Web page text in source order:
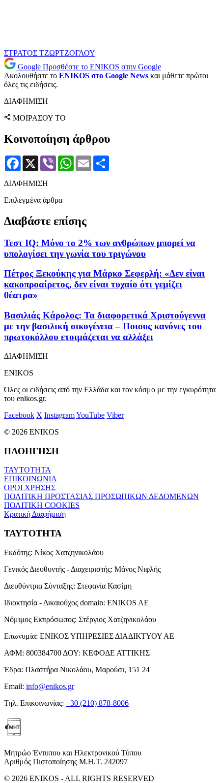
ΣΤΡΑΤΟΣ ΤΖΩΡΤΖΟΓΛΟΥ
Google Προσθέστε το ENIKOS στην Google
Ακολουθήστε το ENIKOS στο Google News και μάθετε πρώτοι
όλες τις ειδήσεις.
ΔΙΑΦΗΜΙΣΗ
ΜΟΙΡΑΣΟΥ ΤΟ
Κοινοποίηση άρθρου
Facebook
X Viber WhatsApp
Email
ΔΙΑΦΗΜΙΣΗ
Επιλεγμένα άρθρα
Διαβάστε επίσης
Τεστ IQ: Μόνο το 2% των ανθρώπων μπορεί να
υπολογίσει την γωνία του τριγώνου
Πέτρος Ξεκούκης για Μάρκο Σεφερλή: «Δεν είναι
κακοπροαίρετος, δεν είναι τυχαίο ότι γεμίζει
θέατρα»
Βασιλιάς Κάρολος: Τα διαφορετικά Χριστούγεννα
με την βασιλική οικογένεια – Ποιους κανόνες του
πρωτοκόλλου ετοιμάζεται να αλλάξει
ΔΙΑΦΗΜΙΣΗ
ENIKOS
Όλες οι ειδήσεις από την Ελλάδα και τον κόσμο με την εγκυρότητα
του enikos.gr.
Facebook X InstagramYouTube Viber
© 2026 ENIKOS
ΠΛΟΗΓΗΣΗ
ΤΑΥΤΟΤΗΤΑ
ΕΠΙΚΟΙΝΩΝΙΑ
ΟΡΟΙ ΧΡΗΣΗΣ
ΠΟΛΙΤΙΚΗ ΠΡΟΣΤΑΣΙΑΣ ΠΡΟΣΩΠΙΚΩΝ ΔΕΔΟΜΕΝΩΝ
ΠΟΛΙΤΙΚΗ COOKIES
Κρατική Διαφήμιση
ΤΑΥΤΟΤΗΤΑ
Εκδότης: Νίκος Χατζηνικολάου
Γενικός Διευθυντής - Διαχειριστής: Μάνος Νιφλής
Διευθύντρια Σύνταξης: Στεφανία Κασίμη
Ιδιοκτησία - Δικαιούχος domain: ENIKOS AE
Νόμιμος Εκπρόσωπος: Στέργιος Χατζηνικολάου
Επωνυμία: ΕΝΙΚΟΣ ΥΠΗΡΕΣΙΕΣ ΔΙΑΔΙΚΤΥΟΥ ΑΕ
ΑΦΜ: 800384700 ΔΟΥ: ΚΕΦΟΔΕ ΑΤΤΙΚΗΣ
Έδρα: Πλαστήρα Νικολάου, Μαρούσι, 151 24
Email: info@enikos.gr
Τηλ. Επικοινωνίας: +30 (210) 878-8006
Μητρώο Έντυπου και Ηλεκτρονικού Τύπου
Αριθμός Πιστοποίησης Μ.Η.Τ. 242097
© 2026 ENIKOS - ALL RIGHTS RESERVED